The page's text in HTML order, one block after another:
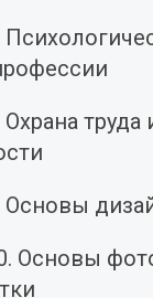
труда
Основы